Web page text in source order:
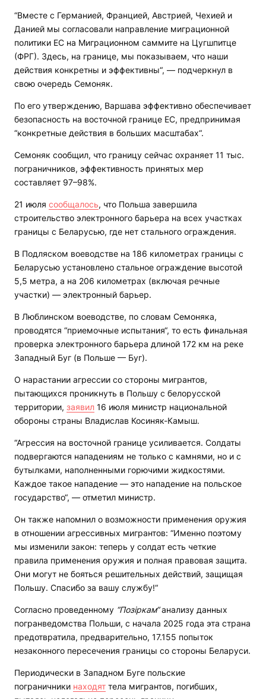
“Вместе с Германией, Францией, Австрией, Чехией и
Данией мы согласовали направление миграционной
политики ЕС на Миграционном саммите на Цугшпитце
(ФРГ). Здесь, на границе, мы показываем, что наши
действия конкретны и эффективны“, — подчеркнул в
свою очередь Семоняк.
По его утверждению, Варшава эффективно обеспечивает
безопасность на восточной границе ЕС, предпринимая
“конкретные действия в больших масштабах“.
Семоняк сообщил, что границу сейчас охраняет 11 тыс.
пограничников, эффективность принятых мер
составляет 97–98%.
21 июля сообщалось, что Польша завершила
строительство электронного барьера на всех участках
границы с Беларусью, где нет стального ограждения.
В Подляском воеводстве на 186 километрах границы с
Беларусью установлено стальное ограждение высотой
5,5 метра, а на 206 километрах (включая речные
участки) — электронный барьер.
В Люблинском воеводстве, по словам Семоняка,
проводятся “приемочные испытания“, то есть финальная
проверка электронного барьера длиной 172 км на реке
Западный Буг (в Польше — Буг).
О нарастании агрессии со стороны мигрантов,
пытающихся проникнуть в Польшу с белорусской
территории, заявил 16 июля министр национальной
обороны страны Владислав Косиняк-Камыш.
“Агрессия на восточной границе усиливается. Солдаты
подвергаются нападениям не только с камнями, но и с
бутылками, наполненными горючими жидкостями.
Каждое такое нападение — это нападение на польское
государство“, — отметил министр.
Он также напомнил о возможности применения оружия
в отношении агрессивных мигрантов: “Именно поэтому
мы изменили закон: теперь у солдат есть четкие
правила применения оружия и полная правовая защита.
Они могут не бояться решительных действий, защищая
Польшу. Спасибо за вашу службу!“
Согласно проведенному “Позіркам“анализу данных
погранведомства Польши, с начала 2025 года эта страна
предотвратила, предварительно, 17.155 попыток
незаконного пересечения границы со стороны Беларуси.
Периодически в Западном Буге польские
пограничники находят тела мигрантов, погибших,